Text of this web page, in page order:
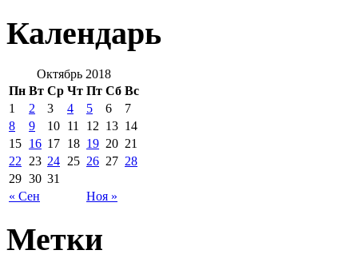
Календарь
Октябрь 2018
Пн Вт Ср Чт Пт Сб Вс
« Сен Ноя »
1 2 3 4 5 6
7
8
9 10 11 12 13 14
15 16 17 18 19 20 21
22
23 24 25 26 27 28
29 30 31
Метки